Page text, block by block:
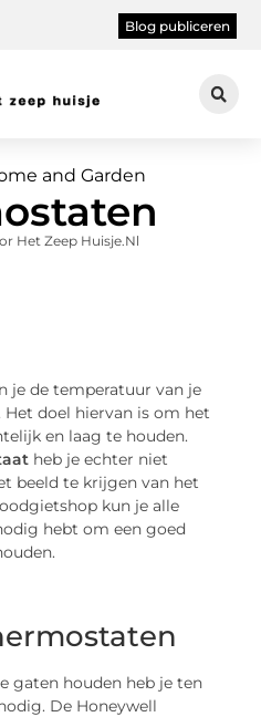
Blog publiceren
and Garden
Het Zeep Huisje.nl
je de temperatuur van je
doel hiervan is om het
en laag te houden.
heb je echter niet
beeld te krijgen van het
kun je alle
hebt om een goed
gaten houden heb je ten
De Honeywell